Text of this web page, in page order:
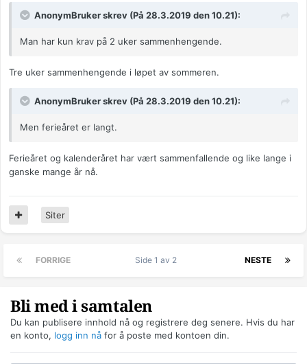
AnonymBruker skrev (På 28.3.2019 den 10.21):
Man har kun krav på 2 uker sammenhengende.
Tre uker sammenhengende i løpet av sommeren.
AnonymBruker skrev (På 28.3.2019 den 10.21):
Men ferieåret er langt.
Ferieåret og kalenderåret har vært sammenfallende og like lange i
ganske mange år nå.
Siter
FORRIGE NESTE
Side 1 av 2
Bli med i samtalen
Du kan publisere innhold nå og registrere deg senere. Hvis du har
en konto, logg inn nå for å poste med kontoen din.